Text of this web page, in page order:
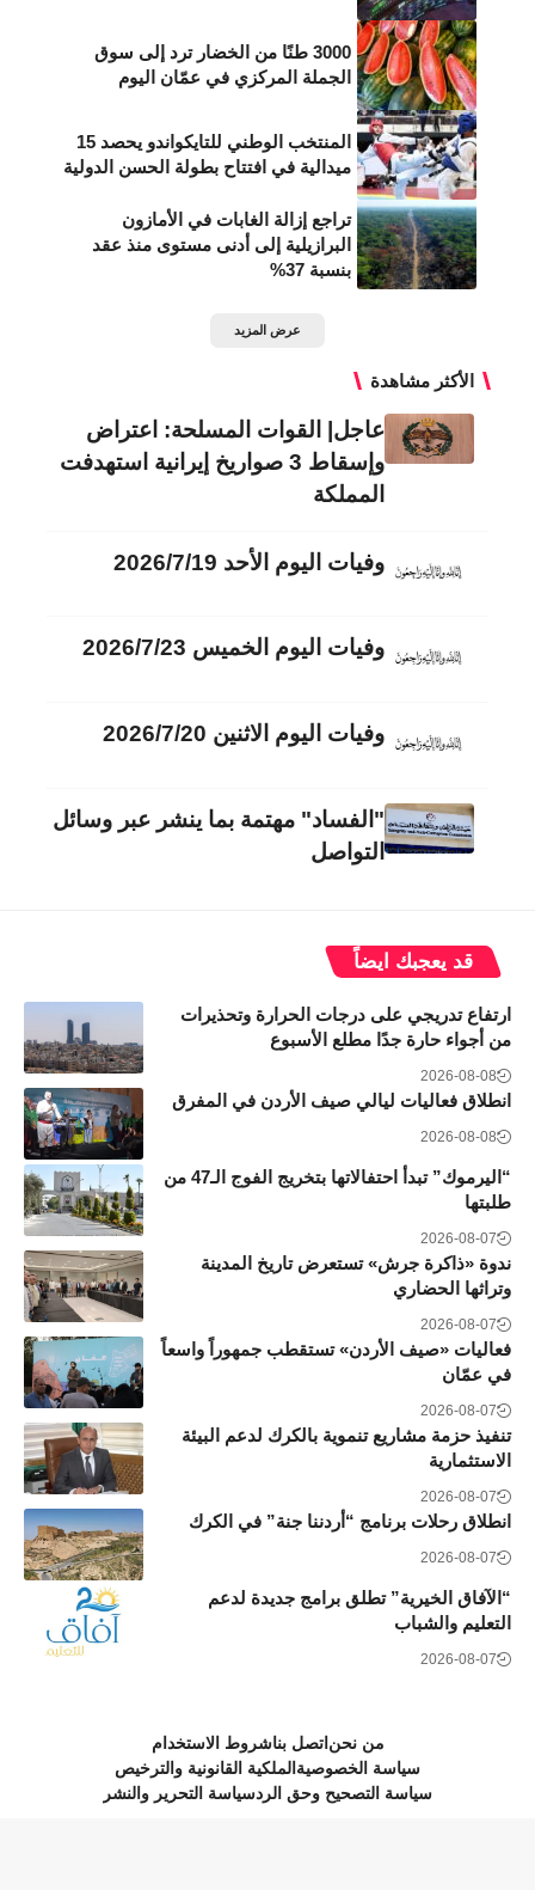
3000 طنًا من الخضار ترد إلى سوق
الجملة المركزي في عمّان اليوم
المنتخب الوطني للتايكواندو يحصد 15
ميدالية في افتتاح بطولة الحسن الدولية
تراجع إزالة الغابات في الأمازون
البرازيلية إلى أدنى مستوى منذ عقد
بنسبة 37%
عرض المزيد
الأكثر مشاهدة
عاجل| القوات المسلحة: اعتراض
وإسقاط 3 صواريخ إيرانية استهدفت
المملكة
وفيات اليوم الأحد 2026/7/19
وفيات اليوم الخميس 2026/7/23
وفيات اليوم الاثنين 2026/7/20
"الفساد" مهتمة بما ينشر عبر وسائل
التواصل
قد يعجبك ايضاً
ارتفاع تدريجي على درجات الحرارة وتحذيرات
من أجواء حارة جدًا مطلع الأسبوع
2026-08-08
انطلاق فعاليات ليالي صيف الأردن في المفرق
2026-08-08
“اليرموك” تبدأ احتفالاتها بتخريج الفوج الـ47 من
طلبتها
2026-08-07
ندوة «ذاكرة جرش» تستعرض تاريخ المدينة
وتراثها الحضاري
2026-08-07
فعاليات «صيف الأردن» تستقطب جمهوراً واسعاً
في عمّان
2026-08-07
تنفيذ حزمة مشاريع تنموية بالكرك لدعم البيئة
الاستثمارية
2026-08-07
انطلاق رحلات برنامج “أردننا جنة” في الكرك
2026-08-07
“الآفاق الخيرية” تطلق برامج جديدة لدعم
التعليم والشباب
2026-08-07
من نحن اتصل بناشروط الاستخدام
سياسة الخصوصية الملكية القانونية والترخيص
سياسة التصحيح وحق الردسياسة التحرير والنشر